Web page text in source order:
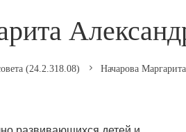
(24.2.318.08) Начарова